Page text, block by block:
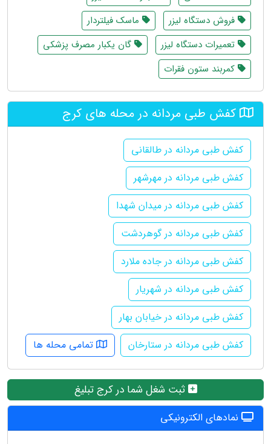
فروش دستگاه لیزر
ماسک فیلتردار
تعمیرات دستگاه لیزر
گان یکبار مصرف پزشکی
کمربند ستون فقرات
کفش طبی مردانه در محله های کرج
کفش طبی مردانه در طالقانی
کفش طبی مردانه در مهرشهر
کفش طبی مردانه در میدان شهدا
کفش طبی مردانه در گوهردشت
کفش طبی مردانه در جاده ملارد
کفش طبی مردانه در شهریار
کفش طبی مردانه در خیابان بهار
کفش طبی مردانه در ستارخان
تمامی محله ها
ثبت شغل شما در کرج تبلیغ
نمادهای الکترونیکی